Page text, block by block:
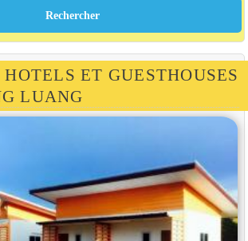
ET GUESTHOUSES
LUANG